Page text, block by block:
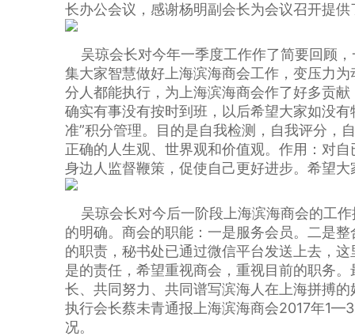
长办公会议，感谢杨明副会长为会议召开提
吴琼会长对今年一季度工作作了简要回顾
集大家智慧做好上海滨海商会工作，变压力
分人都能执行，为上海滨海商会作了好多贡
确实有事没有按时到班，以后希望大家如没
准”积分管理。目的是自我检测，自我评分，
正确的人生观、世界观和价值观。作用：对
身边人监督鞭策，促使自己更好进步。希望
吴琼会长对今后一阶段上海滨海商会的工
的明确。商会的职能：一是服务会员。二是
的职责，秘书处已通过微信平台发送上去，
是的责任，希望重视商会，重视目前的职务
长、共同努力、共同谱写滨海人在上海拼搏的
执行会长蔡未青通报上海滨海商会2017年
况。